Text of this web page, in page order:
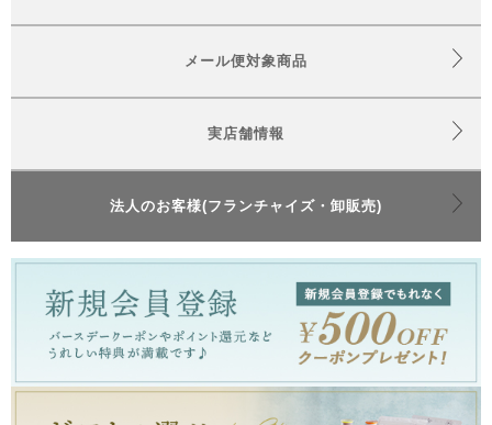
メール便対象商品
実店舗情報
法人のお客様(フランチャイズ・卸販売)